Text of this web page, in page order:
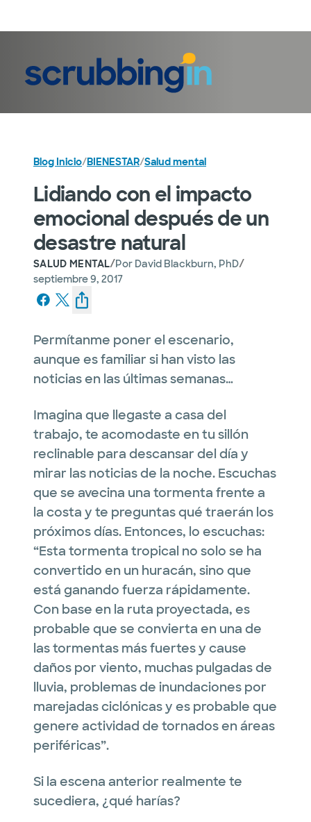
Blog Inicio/BIENESTAR/Salud mental
Lidiando con el impacto
emocional después de un
desastre natural
SALUD MENTAL/Por David Blackburn, PhD/
septiembre 9, 2017
Permítanme poner el escenario,
aunque es familiar si han visto las
noticias en las últimas semanas…
Imagina que llegaste a casa del
trabajo, te acomodaste en tu sillón
reclinable para descansar del día y
mirar las noticias de la noche. Escuchas
que se avecina una tormenta frente a
la costa y te preguntas qué traerán los
próximos días. Entonces, lo escuchas:
“Esta tormenta tropical no solo se ha
convertido en un huracán, sino que
está ganando fuerza rápidamente.
Con base en la ruta proyectada, es
probable que se convierta en una de
las tormentas más fuertes y cause
daños por viento, muchas pulgadas de
lluvia, problemas de inundaciones por
marejadas ciclónicas y es probable que
genere actividad de tornados en áreas
periféricas”.
Si la escena anterior realmente te
sucediera, ¿qué harías?